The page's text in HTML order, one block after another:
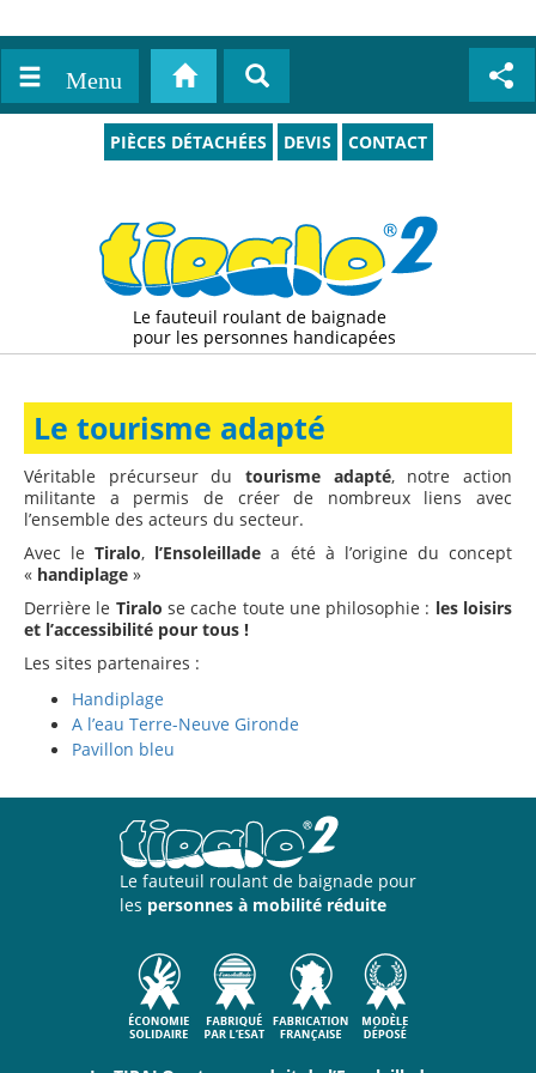
PIÈCES DÉTACHÉES DEVIS CONTACT
Menu
Le tourisme adapté
Véritable précurseur du tourisme adapté, notre action
militante a permis de créer de nombreux liens avec
l’ensemble des acteurs du secteur.
Avec leTiralo, l’Ensoleillade a été à l’origine du concept
« handiplage »
Derrière le Tiralo se cache toute une philosophie : les loisirs
et l’accessibilité pour tous !
Les sites partenaires :
Handiplage
A l’eau Terre-Neuve Gironde
Pavillon bleu
Le fauteuil roulant de baignade
pour les personnes handicapées
Le fauteuil roulant de baignade pour
les personnes à mobilité réduite